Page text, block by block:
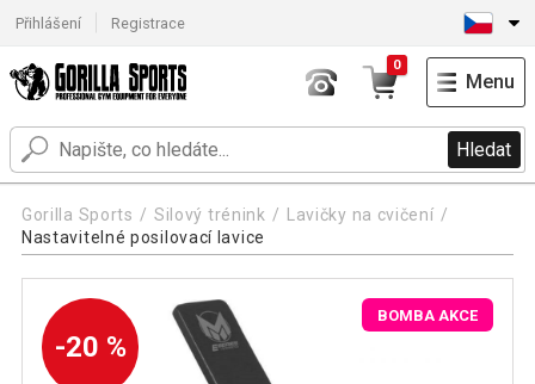
Přihlášení Registrace
Hledat
0
Menu
Gorilla Sports Silový trénink
Lavičky na cvičení
Nastavitelné posilovací lavice
-20 %
BOMBA AKCE